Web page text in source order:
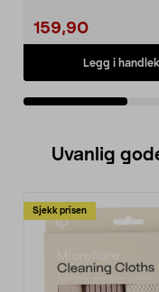
159,90
Legg i
Uvanlig
Sjekk prisen